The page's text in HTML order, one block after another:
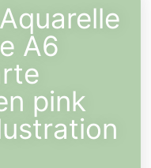
A6
pink